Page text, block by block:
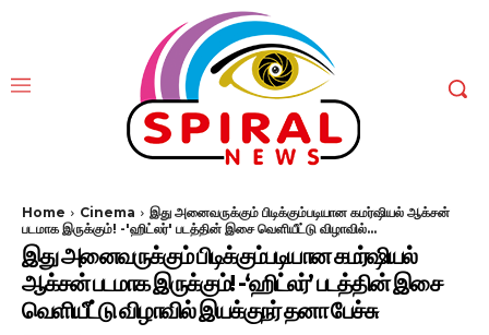
Home Cinema
இது அனைவருக்கும் பிடிக்கும்படியான கமர்ஷியல் ஆக்சன்
படமாக இருக்கும்! -'ஹிட்லர்' படத்தின் இசை வெளியீட்டு விழாவில்...
இது அனைவருக்கும் பிடிக்கும்படியான கமர்ஷியல்
ஆக்சன் படமாக இருக்கும்! -‘ஹிட்லர்’ படத்தின் இசை
வெளியீட்டு விழாவில் இயக்குநர் தனா பேச்சு